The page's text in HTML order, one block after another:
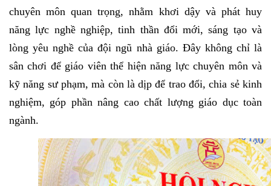
chuyên môn quan trọng, nhằm khơi dậy và phát huy
năng lực nghề nghiệp, tinh thần đổi mới, sáng tạo và
lòng yêu nghề của đội ngũ nhà giáo. Đây không chỉ là
sân chơi để giáo viên thể hiện năng lực chuyên môn và
kỹ năng sư phạm, mà còn là dịp để trao đổi, chia sẻ kinh
nghiệm, góp phần nâng cao chất lượng giáo dục toàn
ngành.